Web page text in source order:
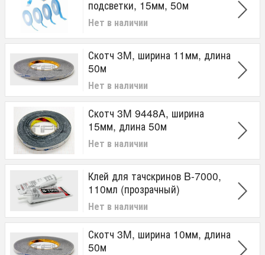
подсветки, 15мм, 50м
Нет в наличии
Скотч 3M, ширина 11мм, длина
50м
Нет в наличии
Скотч 3M 9448A, ширина
15мм, длина 50м
Нет в наличии
Клей для тачскринов B-7000,
110мл (прозрачный)
Нет в наличии
Скотч 3M, ширина 10мм, длина
50м